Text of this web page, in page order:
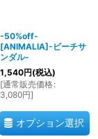
-50%off-
[ANIMALIA]-ビーチサ
ンダル-
1,540円(税込)
[通常販売価格:
3,080円]
オプション選択